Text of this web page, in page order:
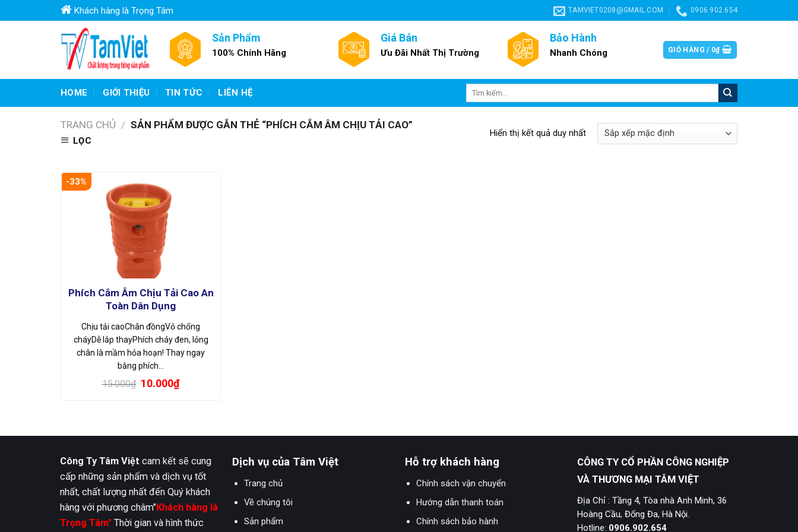
to
Khách hàng là Trọng Tâm TAMVIET0208@GMAIL.COM 0906.902.654
Sản Phẩm
100% Chính Hãng
Giá Bán
Ưu Đãi Nhất Thị Trường
Bảo Hành
Nhanh Chóng GIỎ HÀNG / 0₫
HOME GIỚI THIỆU TIN TỨC LIÊN HỆ
Tìm
TRANG CHỦ / SẢN PHẨM ĐƯỢC GẮN THẺ “PHÍCH CẮM ÂM CHỊU TẢI CAO”
LỌC
Hiển thị kết quả duy nhất
-33%
Phích Cắm Âm Chịu Tải Cao An
Toàn Dân Dụng
Chịu tải caoChân đồngVỏ chống
cháyDễ lắp thayPhích cháy đen, lỏng
chân là mầm hỏa hoạn! Thay ngay
bằng phích…
15.000₫ Giá
10.000₫Giá
Công Ty Tâm Việt cam kết sẽ cung
cấp những sản phẩm và dịch vụ tốt
nhất, chất lượng nhất đến Quý khách
hàng với phương châm"Khách hàng là
Trọng Tâm" Thời gian và hình thức
Dịch vụ của Tâm Việt
Trang chủ
Về chúng tôi
Sản phẩm
Hỗ trợ khách hàng
Chính sách vận chuyển
Hướng dẫn thanh toán
Chính sách bảo hành
CÔNG TY CỔ PHẦN CÔNG NGHIỆP
VÀ THƯƠNG MẠI TÂM VIỆT
Địa Chỉ : Tầng 4, Tòa nhà Anh Minh, 36
Hoàng Cầu, Đống Đa, Hà Nội.
Hotline: 0906.902.654